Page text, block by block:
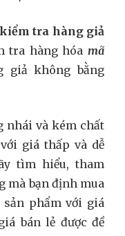
kiểm tra hàng giả
tra hàng hóa mã
giả không bằng
nhái và kém chất
giá thấp và dễ
tìm hiểu, tham
mà bạn định mua
phẩm với giá
bán lẻ được đề